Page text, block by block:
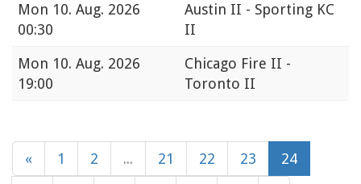
Mon 10. Aug. 2026
00:30
Austin II - Sporting KC
II
Mon 10. Aug. 2026
19:00
Chicago Fire II -
Toronto II
« 1 2 ... 21 22 23 24